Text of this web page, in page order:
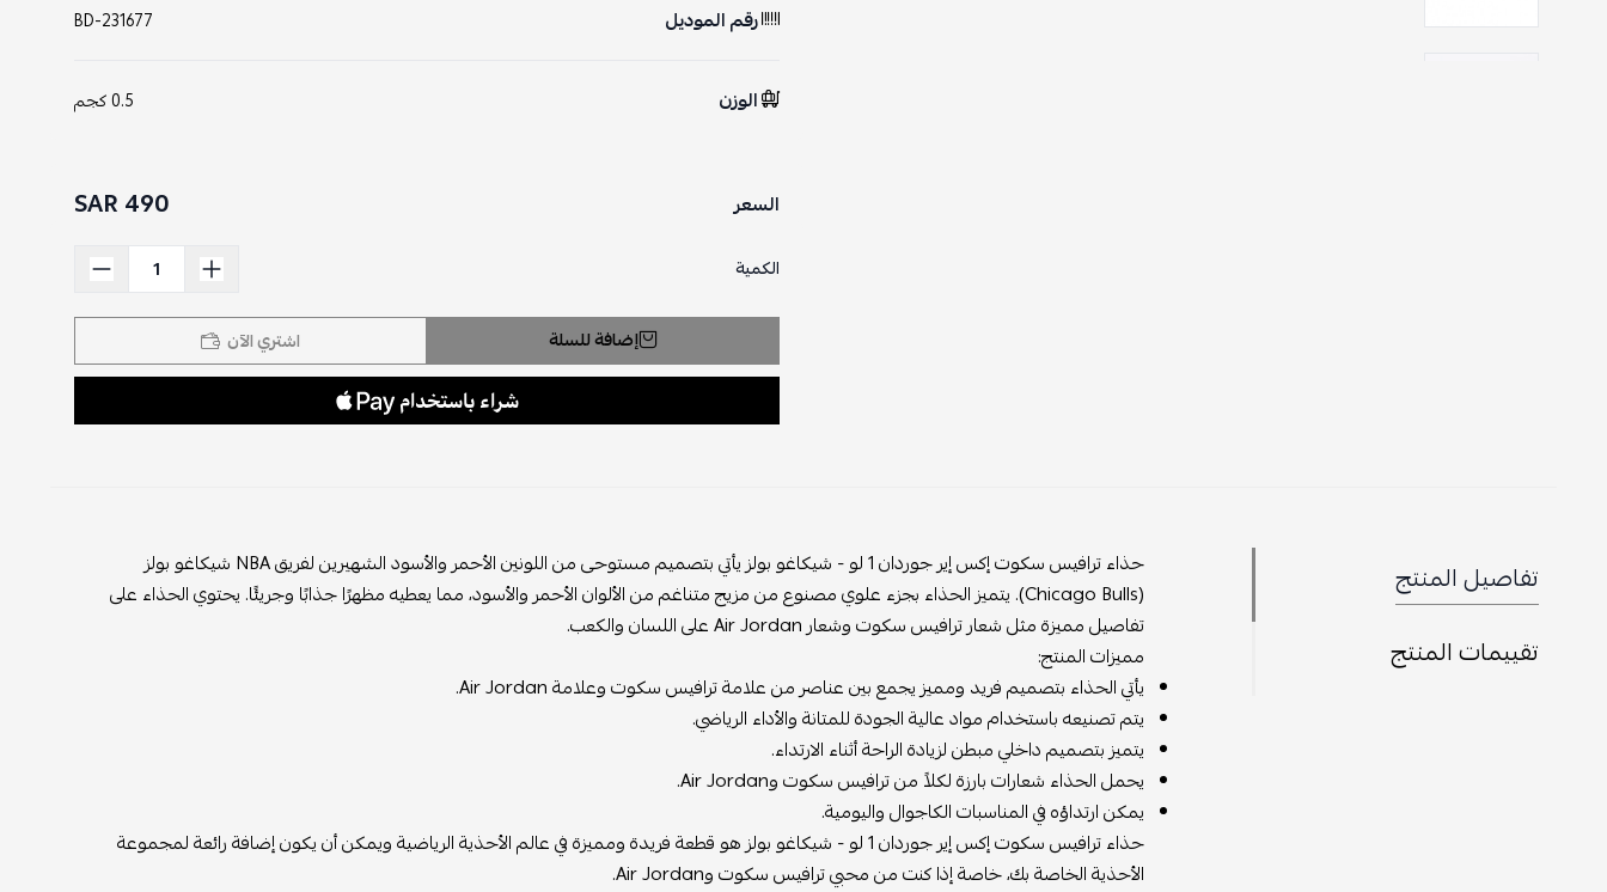
رقم الموديل BD-231677
الوزن 0.5 كجم
السعر 490 SAR
الكمية
إضافة للسلة اشتري الآن
تفاصيل المنتج
تقييمات المنتج
حذاء ترافيس سكوت إكس إير جوردان 1 لو - شيكاغو بولز يأتي بتصميم مستوحى من اللونين الأحمر والأسود الشهيرين لفريق NBA شيكاغو بولز
(Chicago Bulls). يتميز الحذاء بجزء علوي مصنوع من مزيج متناغم من الألوان الأحمر والأسود، مما يعطيه مظهرًا جذابًا وجريئًا. يحتوي الحذاء على
تفاصيل مميزة مثل شعار ترافيس سكوت وشعار Air Jordan على اللسان والكعب.
مميزات المنتج:
يأتي الحذاء بتصميم فريد ومميز يجمع بين عناصر من علامة ترافيس سكوت وعلامة Air Jordan.
يتم تصنيعه باستخدام مواد عالية الجودة للمتانة والأداء الرياضي.
يتميز بتصميم داخلي مبطن لزيادة الراحة أثناء الارتداء.
يحمل الحذاء شعارات بارزة لكلاً من ترافيس سكوت وAir Jordan.
يمكن ارتداؤه في المناسبات الكاجوال واليومية.
حذاء ترافيس سكوت إكس إير جوردان 1 لو - شيكاغو بولز هو قطعة فريدة ومميزة في عالم الأحذية الرياضية ويمكن أن يكون إضافة رائعة لمجموعة
الأحذية الخاصة بك، خاصة إذا كنت من محبي ترافيس سكوت وAir Jordan.